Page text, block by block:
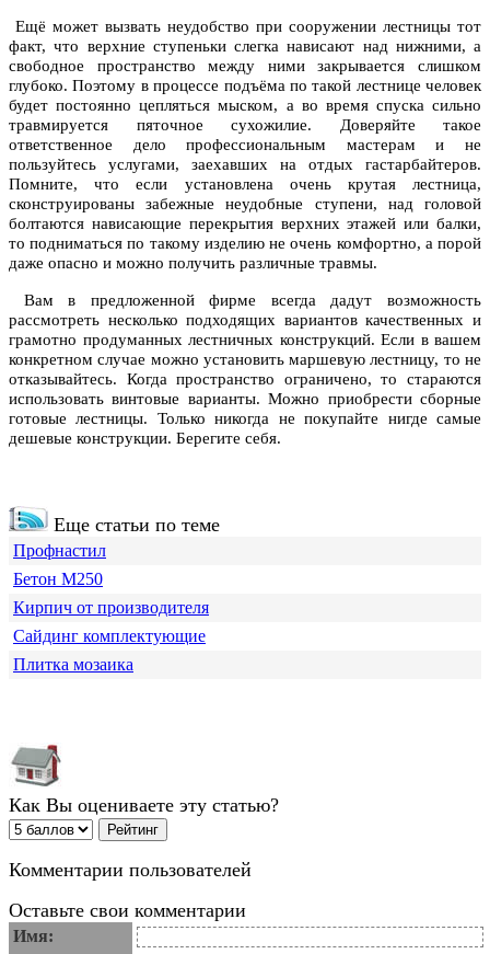
Ещё может вызвать неудобство при сооружении лестницы тот
факт, что верхние ступеньки слегка нависают над нижними, а
свободное пространство между ними закрывается слишком
глубоко. Поэтому в процессе подъёма по такой лестнице человек
будет постоянно цепляться мыском, а во время спуска сильно
травмируется пяточное сухожилие. Доверяйте такое
ответственное дело профессиональным мастерам и не
пользуйтесь услугами, заехавших на отдых гастарбайтеров.
Помните, что если установлена очень крутая лестница,
сконструированы забежные неудобные ступени, над головой
болтаются нависающие перекрытия верхних этажей или балки,
то подниматься по такому изделию не очень комфортно, а порой
даже опасно и можно получить различные травмы.
Вам в предложенной фирме всегда дадут возможность
рассмотреть несколько подходящих вариантов качественных и
грамотно продуманных лестничных конструкций. Если в вашем
конкретном случае можно установить маршевую лестницу, то не
отказывайтесь. Когда пространство ограничено, то стараются
использовать винтовые варианты. Можно приобрести сборные
готовые лестницы. Только никогда не покупайте нигде самые
дешевые конструкции. Берегите себя.
Еще статьи по теме
Профнастил
Бетон М250
Кирпич от производителя
Сайдинг комплектующие
Плитка мозаика
Как Вы оцениваете эту статью?
Комментарии пользователей
Оставьте свои комментарии
Имя: